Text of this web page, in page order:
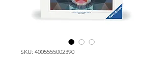
SKU: 4005555002390